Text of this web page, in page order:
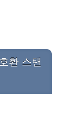
환 스탠